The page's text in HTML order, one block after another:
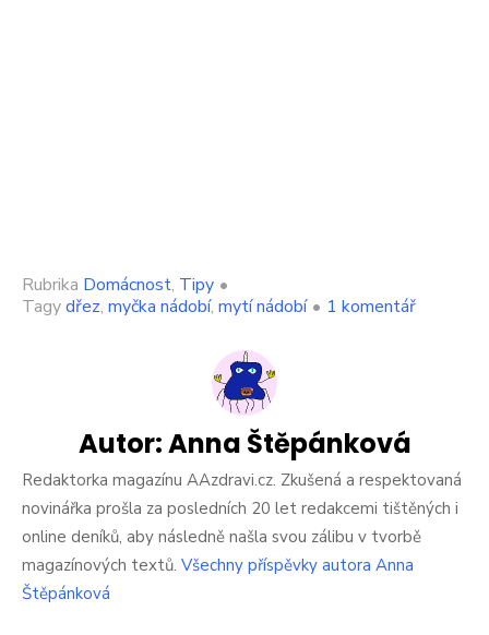
Rubrika Domácnost, Tipy •
Tagydřez, myčka nádobí, mytí nádobí • 1 komentářu
v
myčce,
nebo
ve
Autor:Anna Štěpánková
Redaktorka magazínu AAzdravi.cz. Zkušená a respektovaná
novinářka prošla za posledních 20 let redakcemi tištěných i
online deníků, aby následně našla svou zálibu v tvorbě
magazínových textů. Všechny příspěvky autora Anna
Štěpánková